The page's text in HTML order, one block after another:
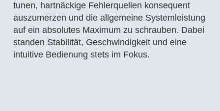
tunen, hartnäckige Fehlerquellen konsequent
auszumerzen und die allgemeine Systemleistung
auf ein absolutes Maximum zu schrauben. Dabei
standen Stabilität, Geschwindigkeit und eine
intuitive Bedienung stets im Fokus.